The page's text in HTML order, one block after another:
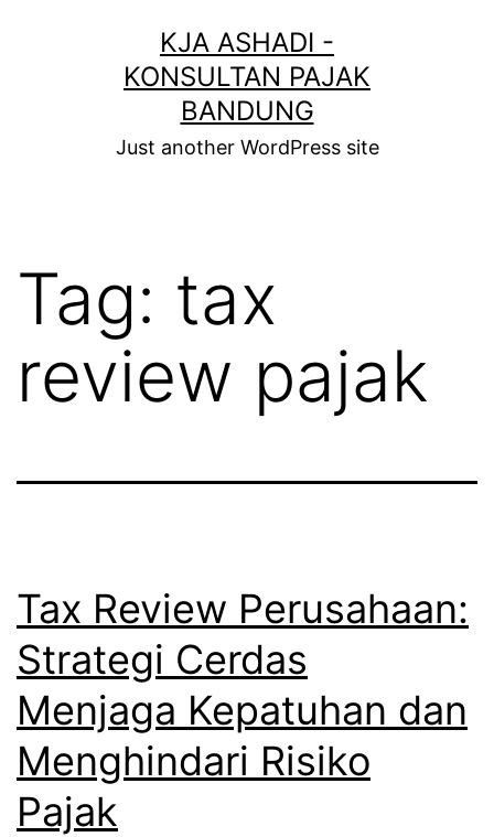
KJA ASHADI -
KONSULTAN PAJAK
BANDUNG
Just another WordPress site
Tag: tax
review pajak
Tax Review Perusahaan:
Strategi Cerdas
Menjaga Kepatuhan dan
Menghindari Risiko
Pajak